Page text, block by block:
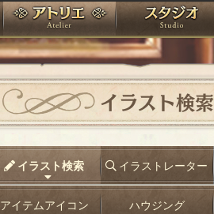
ローレット アトリエ
イラスト検索
イラスト検索 イラストレーター
アイテムアイコン ハウジング